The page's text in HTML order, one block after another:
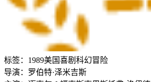
标签： 1989美国喜剧 科幻冒险
导演： 罗伯特·泽米吉斯